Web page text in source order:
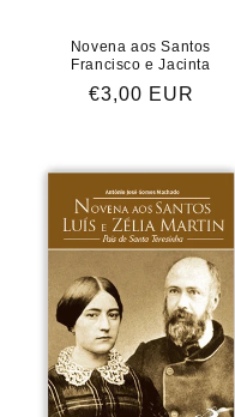
Novena aos Santos
Francisco e Jacinta
Preço
€3,00 EUR